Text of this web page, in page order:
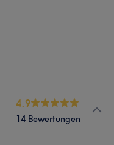
4.9
14 Bewertungen